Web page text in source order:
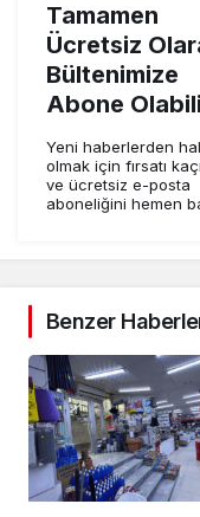
Tamamen
Ücretsiz
Bültenimize
Abone
Yeni haberlerden
olmak için fırsatı
ve ücretsiz e-posta
aboneliğini hemen
Benzer